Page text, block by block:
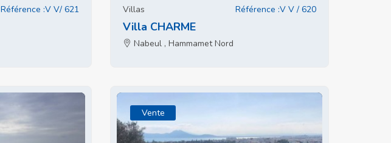
Référence :V V/ 621 Villas Référence :V V / 620
Villa CHARME
Nabeul , Hammamet Nord
Vente